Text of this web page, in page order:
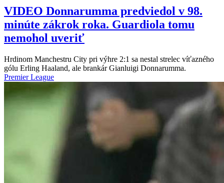
VIDEO Donnarumma predviedol v 98.
minúte zákrok roka. Guardiola tomu
nemohol uveriť
Hrdinom Manchestru City pri výhre 2:1 sa nestal strelec víťazného
gólu Erling Haaland, ale brankár Gianluigi Donnarumma.
Premier League